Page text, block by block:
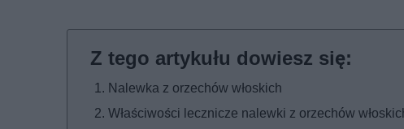
Nalewka z orzechów włoskich
Właściwości lecznicze nalewki z orzechów